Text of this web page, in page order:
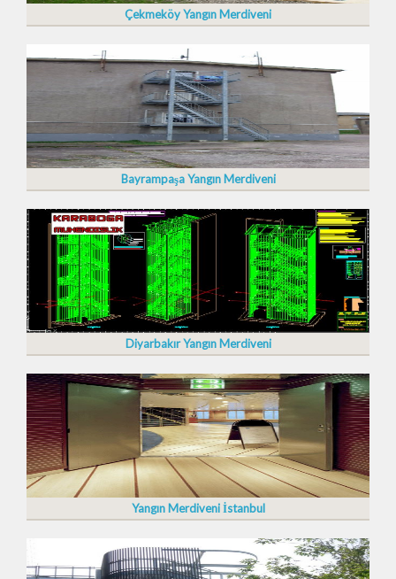
Çekmeköy Yangın Merdiveni
Bayrampaşa Yangın Merdiveni
Diyarbakır Yangın Merdiveni
Yangın Merdiveni İstanbul